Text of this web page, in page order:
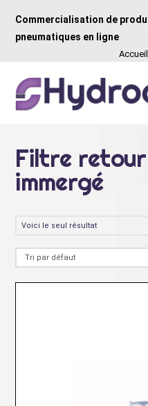
Commercialisation de
pneumatiques en ligne
Accueil
Filtre
immergé
Voici le seul résultat